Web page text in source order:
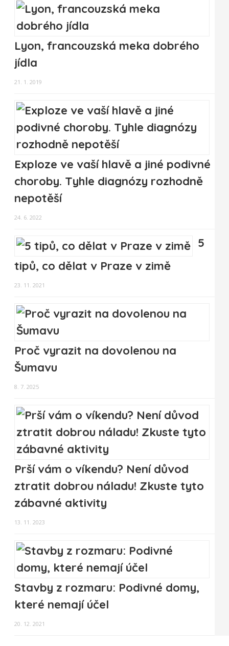
Lyon, francouzská meka dobrého
jídla
21. 1. 2019
Exploze ve vaší hlavě a jiné podivné
choroby. Tyhle diagnózy rozhodně
nepotěší
24. 6. 2022
5
tipů, co dělat v Praze v zimě
23. 11. 2021
Proč vyrazit na dovolenou na
Šumavu
8. 7. 2025
Prší vám o víkendu? Není důvod
ztratit dobrou náladu! Zkuste tyto
zábavné aktivity
13. 11. 2023
Stavby z rozmaru: Podivné domy,
které nemají účel
20. 12. 2021